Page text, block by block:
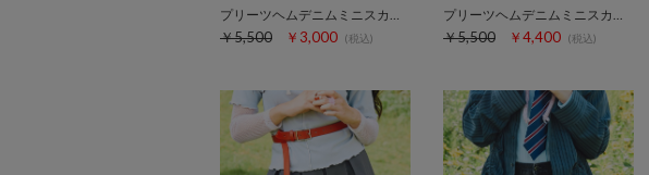
プリーツヘムデニムミニスカート
￥5,500 ￥3,000 (税込)
プリーツヘムデニムミニスカート
￥5,500 ￥4,400 (税込)